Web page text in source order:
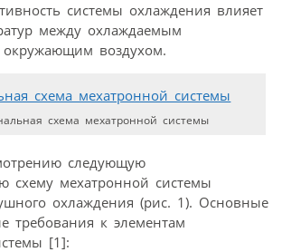
системы охлаждения влияет
между охлаждаемым
воздухом.
схема мехатронной системы
следующую
схему мехатронной системы
охлаждения (рис. 1). Основные
требования к элементам
[1]: